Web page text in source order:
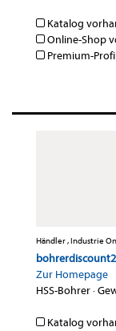
Katalog
Online-Shop
Premium-
Händler , Industrie
Zur Homepage
HSS-Bohrer·
Katalog